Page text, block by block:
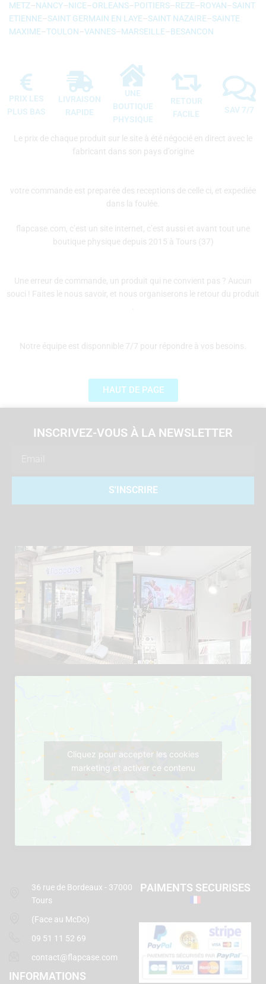
METZ–NANCY–NICE–ORLEANS–POITIERS–REZE–ROYAN–SAINT
ETIENNE–SAINT GERMAIN EN LAYE–SAINT NAZAIRE–SAINTE
MAXIME–TOULON–VANNES–MARSEILLE–BESANCON
PRIX LES
PLUS BAS
LIVRAISON
RAPIDE
UNE
BOUTIQUE
PHYSIQUE
RETOUR
FACILE
SAV 7/7
Le prix de chaque produit sur le site à été négocié en direct avec le
fabricant dans son pays d’origine
votre commande est preparée des receptions de celle ci, et expediée
dans la foulée.
flapcase.com, c’est un site internet, c’est aussi et avant tout une
boutique physique depuis 2015 à Tours (37)
Une erreur de commande, un produit qui ne convient pas ? Aucun
souci ! Faites le nous savoir, et nous organiserons le retour du produit
Notre équipe est disponnible 7/7 pour répondre à vos besoins.
HAUT DE PAGE
INSCRIVEZ-VOUS À LA NEWSLETTER
S'INSCRIRE
Cliquez pour accepter les cookies
marketing et activer ce contenu
36 rue de Bordeaux - 37000
Tours
(Face au McDo)
09 51 11 52 69
contact@flapcase.com
INFORMATIONS
PAIMENTS SECURISES